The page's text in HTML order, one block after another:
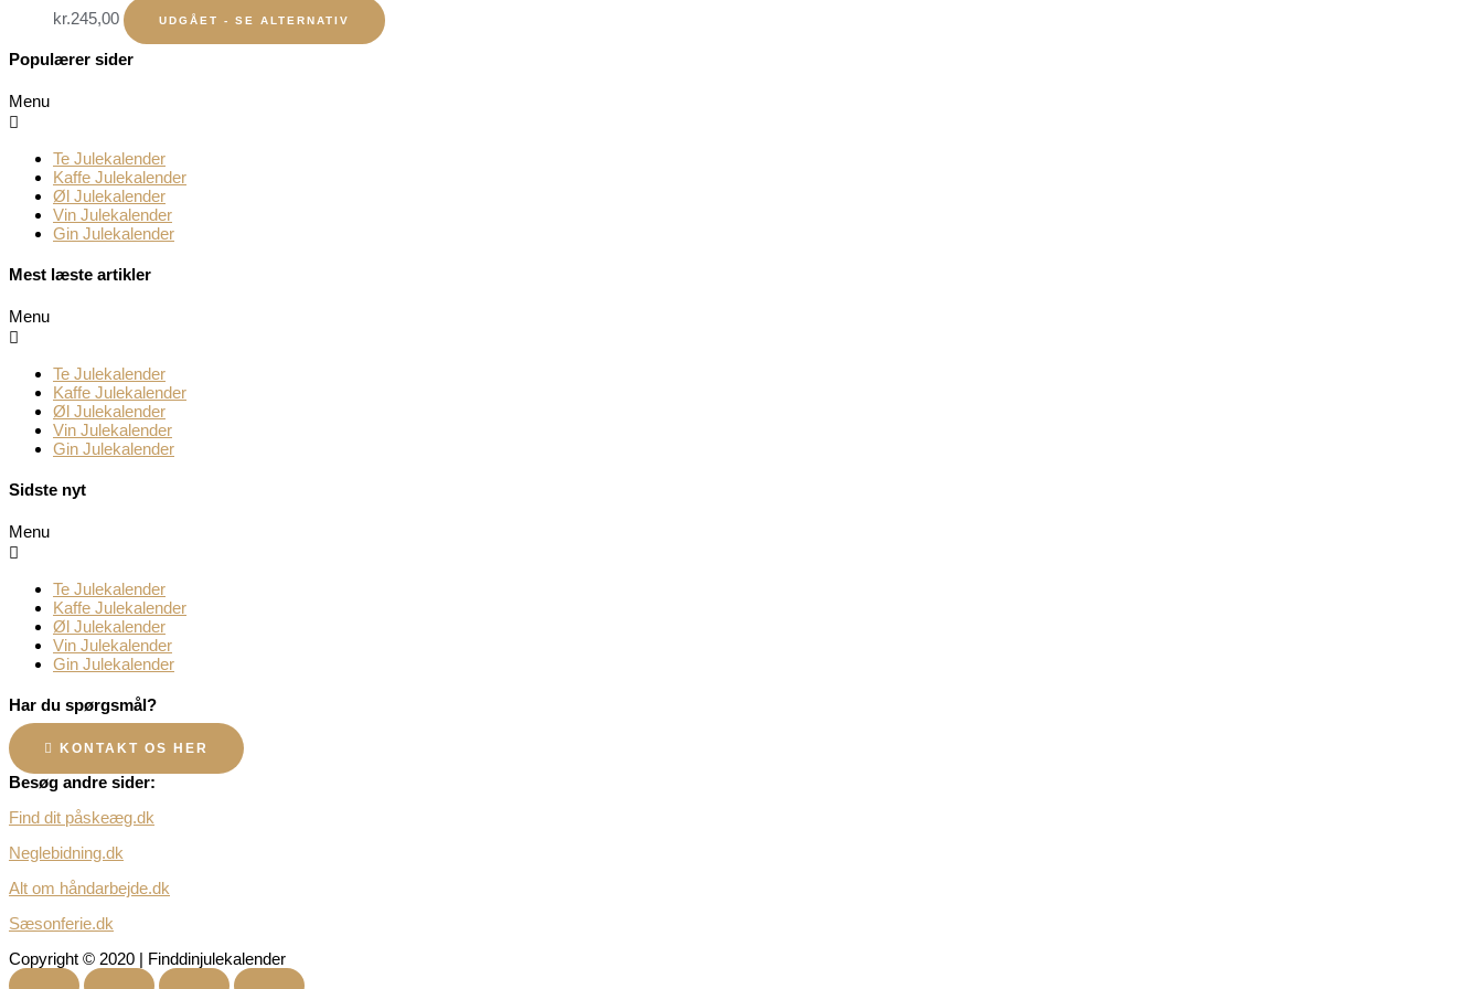
kr.245,00 UDGÅET - SE ALTERNATIV
Populærer sider
Menu
Te Julekalender
Kaffe Julekalender
Øl Julekalender
Vin Julekalender
Gin Julekalender
Mest læste artikler
Menu
Te Julekalender
Kaffe Julekalender
Øl Julekalender
Vin Julekalender
Gin Julekalender
Sidste nyt
Menu
Te Julekalender
Kaffe Julekalender
Øl Julekalender
Vin Julekalender
Gin Julekalender
Har du spørgsmål?
KONTAKT OS HER
Besøg andre sider:
Find dit påskeæg.dk
Neglebidning.dk
Alt om håndarbejde.dk
Sæsonferie.dk
Copyright © 2020 | Finddinjulekalender